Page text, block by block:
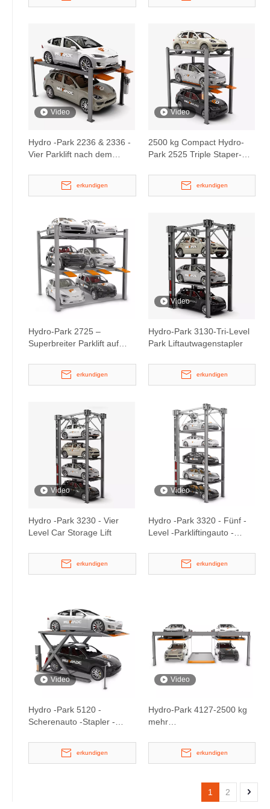
Video
Hydro -Park 2236 & 2336 -
Vier Parklift nach dem
erkundigen
Video
2500 kg Compact Hydro-
Park 2525 Triple Staper-
erkundigen
Hydro-Park 2725 –
Superbreiter Parklift auf
erkundigen
Video
Hydro-Park 3130-Tri-Level
Park Liftautwagenstapler
erkundigen
Video
Hydro -Park 3230 - Vier
Level Car Storage Lift
erkundigen
Video
Hydro -Park 3320 - Fünf -
Level -Parkliftingauto -
erkundigen
Video
Hydro -Park 5120 -
Scherenauto -Stapler -
erkundigen
Video
Hydro-Park 4127-2500 kg
mehr
erkundigen
1 2